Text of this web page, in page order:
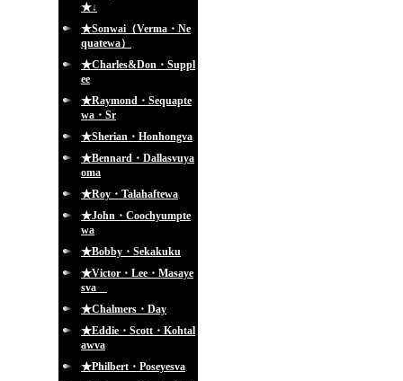
★↓
★Sonwai（Verma・Ne
quatewa）
★Charles&Don・Suppl
ee
★Raymond・Sequapte
wa・Sr
★Sherian・Honhongva
★Bennard・Dallasvuya
oma
★Roy・Talahaftewa
★John・Coochyumpte
wa
★Bobby・Sekakuku
★Victor・Lee・Masaye
sva
★Chalmers・Day
★Eddie・Scott・Kohtal
awva
★Philbert・Poseyesva